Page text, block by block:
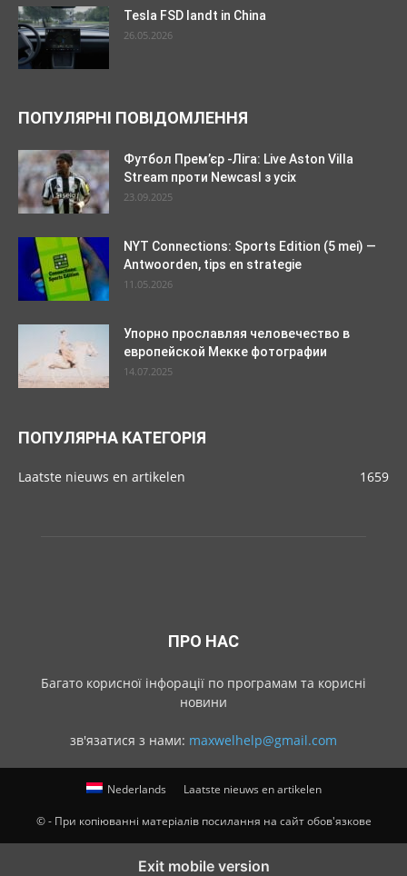
Tesla FSD landt in China
26.05.2026
ПОПУЛЯРНІ ПОВІДОМЛЕННЯ
Футбол Прем’єр -Ліга: Live Aston Villa
Stream проти Newcasl з усіх
23.09.2025
NYT Connections: Sports Edition (5 mei) —
Antwoorden, tips en strategie
11.05.2026
Упорно прославляя человечество в
европейской Мекке фотографии
14.07.2025
ПОПУЛЯРНА КАТЕГОРІЯ
Laatste nieuws en artikelen 1659
ПРО НАС
Багато корисної інфорації по програмам та корисні
новини
зв'язатися з нами: maxwelhelp@gmail.com
Nederlands Laatste nieuws en artikelen
© - При копіюванні матеріалів посилання на сайт обов'язкове
Exit mobile version